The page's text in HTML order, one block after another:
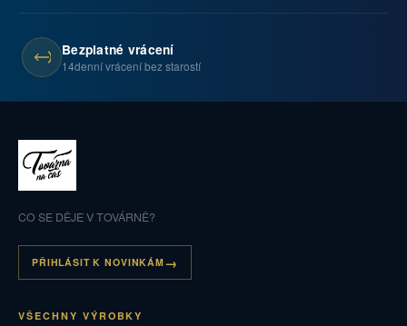
Bezplatné vrácení
14denní vrácení bez starostí
CO SE DĚJE V TOVÁRNĚ?
PŘIHLÁSIT K NOVINKÁM
VŠECHNY VÝROBKY